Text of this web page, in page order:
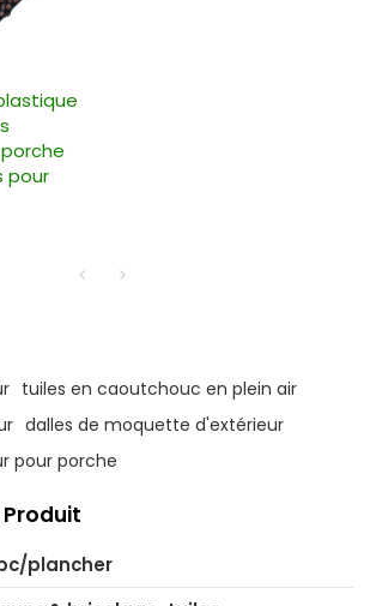
pour
tuiles en caoutchouc en plein air
dalles de moquette d'extérieur
pour porche
plancher